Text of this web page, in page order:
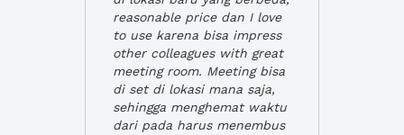
reasonable price dan I love
to use karena bisa impress
other colleagues with great
meeting room. Meeting bisa
di set di lokasi mana saja,
sehingga menghemat waktu
dari pada harus menembus